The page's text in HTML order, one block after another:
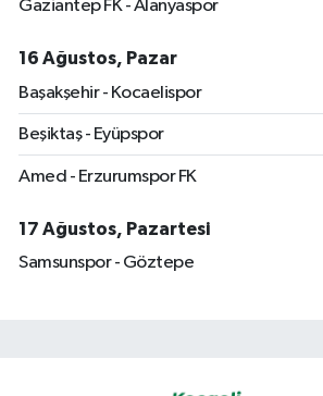
Gaziantep FK - Alanyaspor
16 Ağustos, Pazar
Başakşehir - Kocaelispor
Beşiktaş - Eyüpspor
Amed - Erzurumspor FK
17 Ağustos, Pazartesi
Samsunspor - Göztepe